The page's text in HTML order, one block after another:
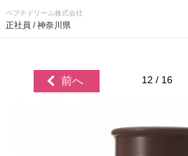
ペプチドリーム株式会社
正社員 / 神奈川県
前へ 12 / 16